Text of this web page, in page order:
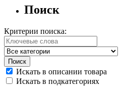
Поиск
Критерии поиска:
Искать в описании товара
Искать в подкатегориях